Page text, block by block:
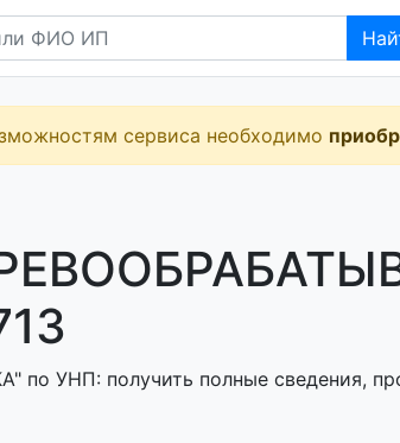
сервиса необходимо
получить полные сведения,